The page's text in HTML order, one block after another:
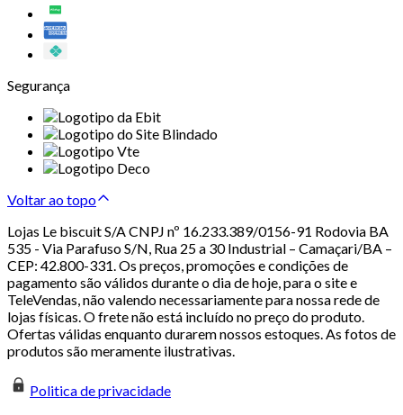
Segurança
Voltar ao topo
Lojas Le biscuit S/A CNPJ nº 16.233.389/0156-91 Rodovia BA
535 - Via Parafuso S/N, Rua 25 a 30 Industrial – Camaçari/BA –
CEP: 42.800-331. Os preços, promoções e condições de
pagamento são válidos durante o dia de hoje, para o site e
TeleVendas, não valendo necessariamente para nossa rede de
lojas físicas. O frete não está incluído no preço do produto.
Ofertas válidas enquanto durarem nossos estoques. As fotos de
produtos são meramente ilustrativas.
Politica de privacidade